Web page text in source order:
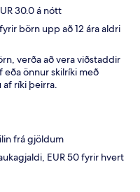
30.0 á nótt
börn upp að 12 ára aldri
verða að vera viðstaddir
önnur skilríki með
ríki þeirra.
frá gjöldum
EUR 50 fyrir hvert